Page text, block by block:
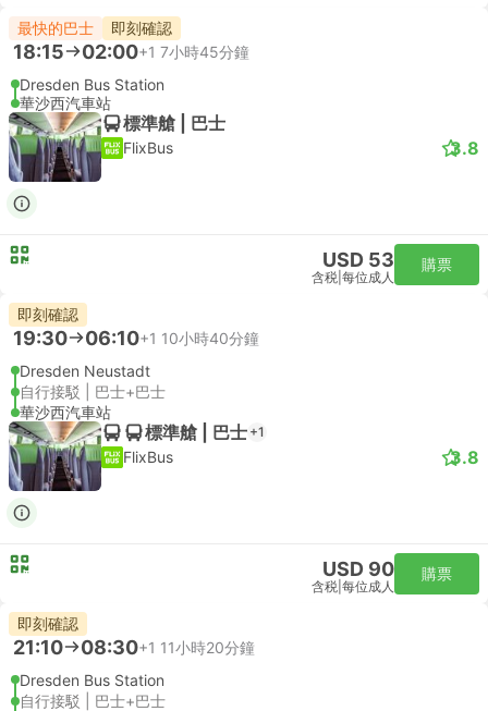
最快的巴士 即刻確認
18:15 02:00+1 7小時45分鐘
Dresden Bus Station
華沙西汽車站
標準艙 | 巴士
FlixBus 3.8
USD 53
含税 每位成人
購票
即刻確認
19:30 06:10+1 10小時40分鐘
Dresden Neustadt
自行接駁 | 巴士+巴士
華沙西汽車站
標準艙 | 巴士 +1
FlixBus 3.8
USD 90
含税 每位成人
購票
即刻確認
21:10 08:30+1 11小時20分鐘
Dresden Bus Station
自行接駁 | 巴士+巴士